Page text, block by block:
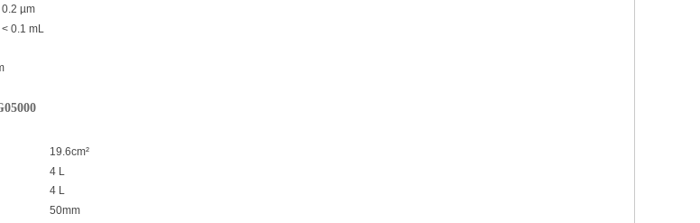
0.2 µm
< 0.1 mL
19.6cm²
4 L
4 L
50mm